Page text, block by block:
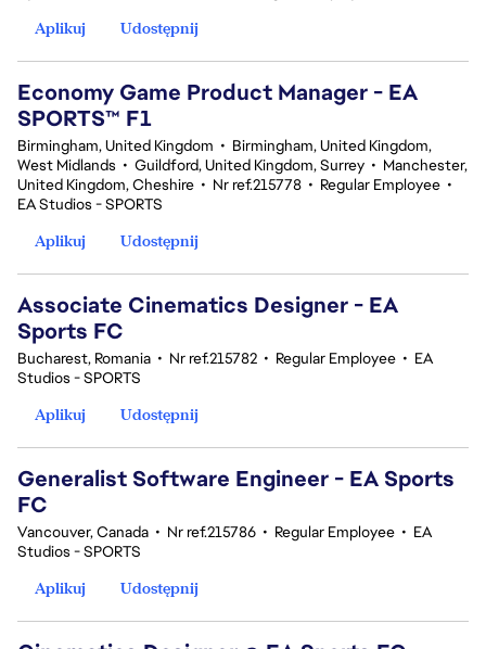
Aplikuj
Udostępnij
Economy Game Product Manager - EA
SPORTS™ F1
Birmingham, United Kingdom • Birmingham, United Kingdom,
West Midlands • Guildford, United Kingdom, Surrey • Manchester,
United Kingdom, Cheshire • Nr ref.215778 • Regular Employee •
EA Studios - SPORTS
Aplikuj
Udostępnij
Associate Cinematics Designer - EA
Sports FC
Bucharest, Romania • Nr ref.215782 • Regular Employee • EA
Studios - SPORTS
Aplikuj
Udostępnij
Generalist Software Engineer - EA Sports
FC
Vancouver, Canada • Nr ref.215786 • Regular Employee • EA
Studios - SPORTS
Aplikuj
Udostępnij